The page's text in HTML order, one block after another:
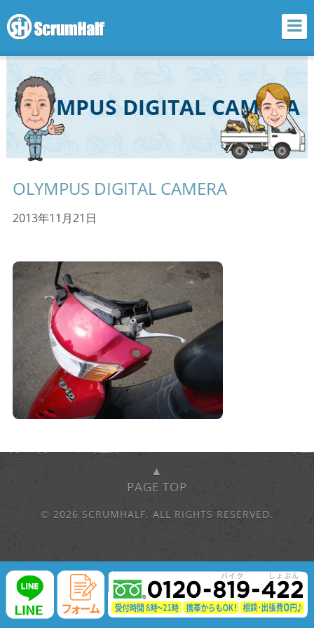
OLYMPUS DIGITAL CAMERA
OLYMPUS DIGITAL CAMERA
2013年11月21日
▲
PAGE TOP
© 2026 SCRUMHALF. ALL RIGHTS RESERVED.